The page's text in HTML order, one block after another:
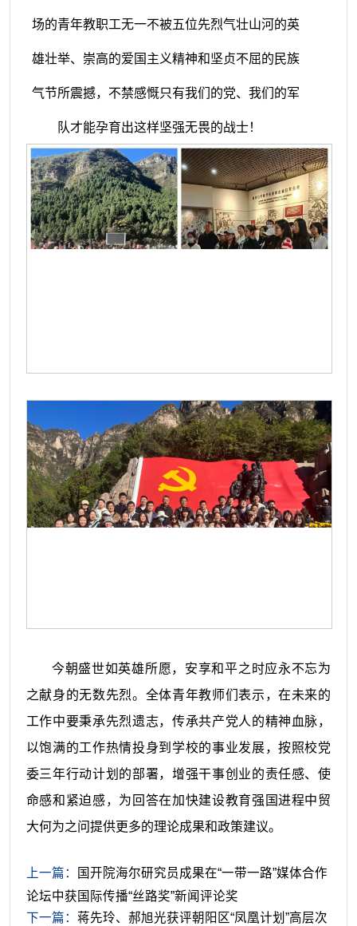
场的青年教职工无一不被五位先烈气壮山河的英
雄壮举、崇高的爱国主义精神和坚贞不屈的民族
气节所震撼，不禁感慨只有我们的党、我们的军
队才能孕育出这样坚强无畏的战士！
今朝盛世如英雄所愿，安享和平之时应永不忘为
之献身的无数先烈。全体青年教师们表示，在未来的
工作中要秉承先烈遗志，传承共产党人的精神血脉，
以饱满的工作热情投身到学校的事业发展，按照校党
委三年行动计划的部署，增强干事创业的责任感、使
命感和紧迫感，为回答在加快建设教育强国进程中贸
大何为之问提供更多的理论成果和政策建议。
上一篇：
国开院海尔研究员成果在“一带一路”媒体合作
论坛中获国际传播“丝路奖”新闻评论奖
下一篇： 蒋先玲、郝旭光获评朝阳区“凤凰计划”高层次